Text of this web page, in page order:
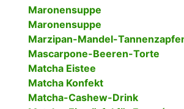
Maronensuppe
Maronensuppe
Marzipan-Mandel-
Mascarpone-Beeren-Torte
Matcha Eistee
Matcha Konfekt
Matcha-Cashew-Drink